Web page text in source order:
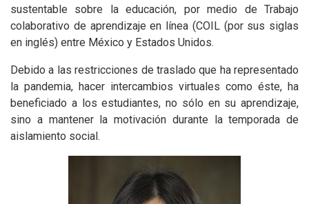
sustentable sobre la educación, por medio de Trabajo
colaborativo de aprendizaje en línea (COIL (por sus siglas
en inglés) entre México y Estados Unidos.
Debido a las restricciones de traslado que ha representado
la pandemia, hacer intercambios virtuales como éste, ha
beneficiado a los estudiantes, no sólo en su aprendizaje,
sino a mantener la motivación durante la temporada de
aislamiento social.